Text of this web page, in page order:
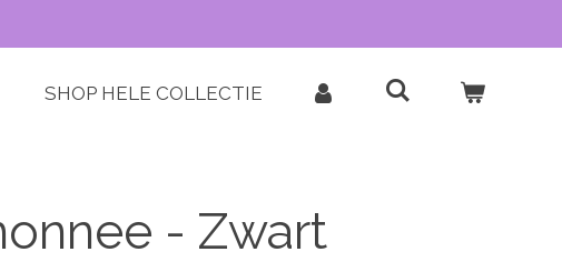
SHOP HELE COLLECTIE
- Zwart